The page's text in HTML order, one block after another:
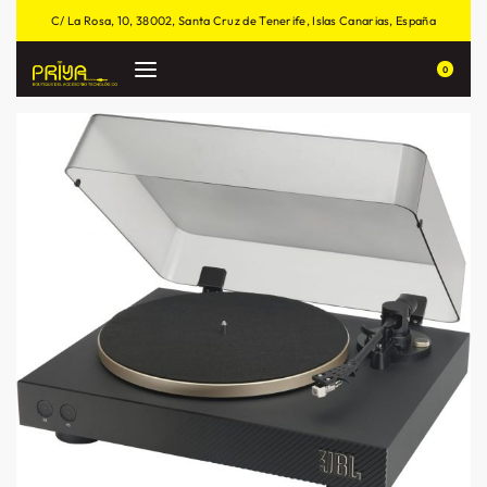
C/ La Rosa, 10, 38002, Santa Cruz de Tenerife, Islas Canarias, España
0